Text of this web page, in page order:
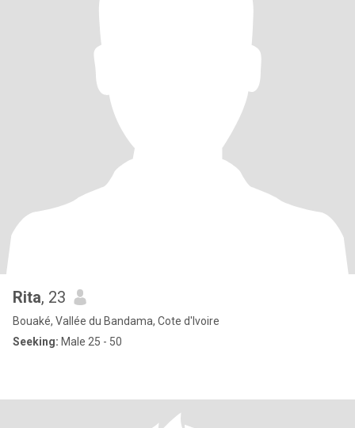
Rita, 23
Bouaké, Vallée du Bandama, Cote d'Ivoire
Seeking: Male 25 - 50